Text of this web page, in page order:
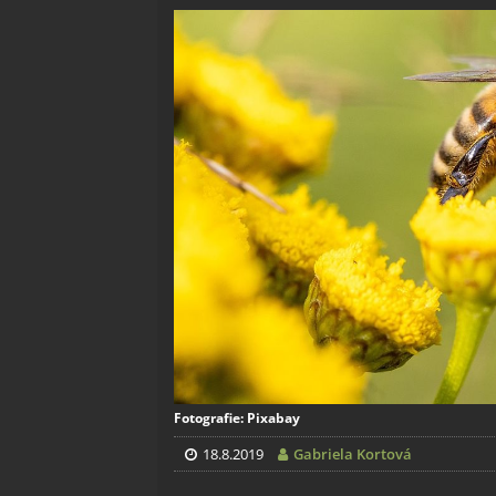
Fotografie: Pixabay
18.8.2019 Gabriela Kortová